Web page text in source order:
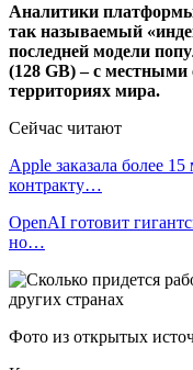
Аналитики платформы
так называемый
последней модели
(128 GB) – с местными
территориях мира.
Сейчас читают
Apple заказала более
контракту…
OpenAI готовит
но…
Фото из открытых